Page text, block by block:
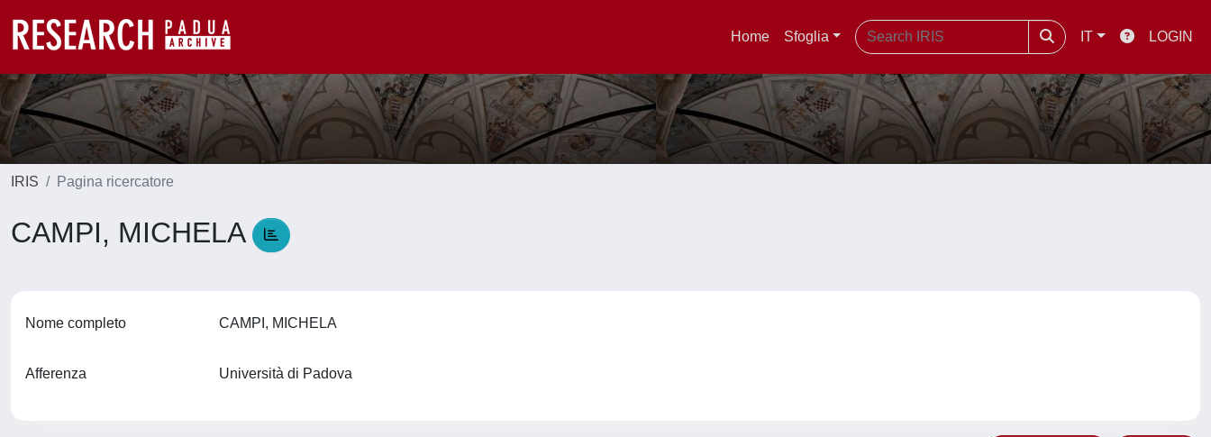
Home Sfoglia IT LOGIN
IRIS Pagina ricercatore
CAMPI, MICHELA
Nome completo CAMPI, MICHELA
Afferenza Università di Padova